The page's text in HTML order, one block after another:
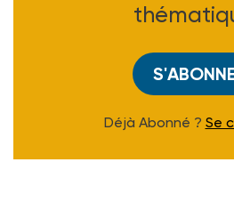
Déjà Abonné ? Se